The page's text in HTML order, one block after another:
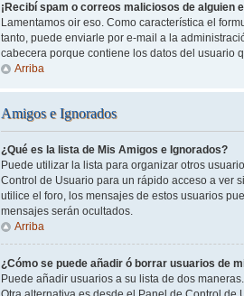
¡Recibí spam o correos maliciosos de alguien
Lamentamos oir eso. Como característica el
tanto, puede enviarle por e-mail a la
cabecera porque contiene los datos del usuario
Arriba
Amigos e Ignorados
¿Qué es la lista de Mis Amigos e Ignorados?
Puede utilizar la lista para organizar otros
Control de Usuario para un rápido acceso a ver
utilice el foro, los mensajes de estos usuarios
mensajes serán ocultados.
Arriba
¿Cómo se puede añadir ó borrar usuarios de
Puede añadir usuarios a su lista de dos